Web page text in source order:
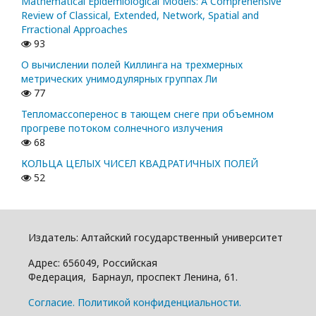
Review of Classical, Extended, Network, Spatial and
Frractional Approaches
93
О вычислении полей Киллинга на трехмерных
метрических унимодулярных группах Ли
77
Тепломассоперенос в тающем снеге при объемном
прогреве потоком солнечного излучения
68
КОЛЬЦА ЦЕЛЫХ ЧИСЕЛ КВАДРАТИЧНЫХ ПОЛЕЙ
52
Издатель: Алтайский государcтвенный университет
Адрес: 656049, Российская
Федерация, Барнаул, проспект Ленина, 61.
Cогласие. Политикой конфиденциальности.